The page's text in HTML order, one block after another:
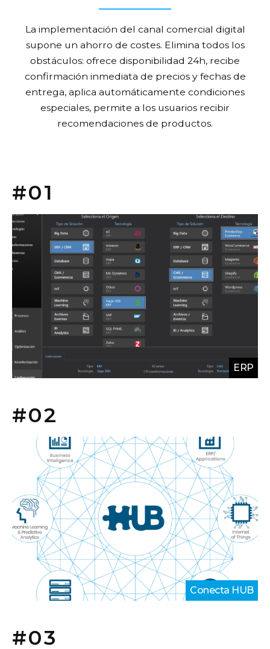
Preguntas frecuentes del
Ecommerce de
Automoción y repuestos
Características de la tienda online para la venta al
por mayor
¿Puedo gestionar clientes con tarifas o
condiciones de precio especiales?
Los clientes verán su tarifa, sus descuentos negociados, y
las promociones vigentes aplicables.
sólo a unos grupos de cliente específicos?
Sí. Algunas categorías pueden ocultarse a clientes
genéricos y mostrarse sólo a profesionales autorizados.
¿Puedo ocultar el precio o las unidades
disponibles y sólo mostrarlas a algunos
clientes?
Sí. Todos los datos del producto podrán mostrarse u